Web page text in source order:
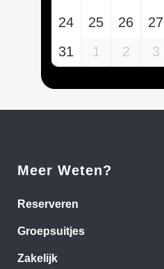
24
25 26 27
31
1 2 3
Meer Weten?
Reserveren
Groepsuitjes
Zakelijk